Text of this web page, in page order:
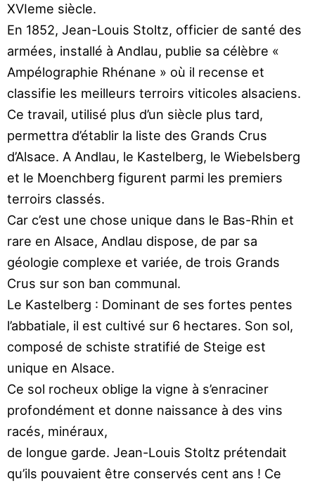
XVIeme siècle.
En 1852, Jean-Louis Stoltz, officier de santé des
armées, installé à Andlau, publie sa célèbre «
Ampélographie Rhénane » où il recense et
classifie les meilleurs terroirs viticoles alsaciens.
Ce travail, utilisé plus d’un siècle plus tard,
permettra d’établir la liste des Grands Crus
d’Alsace. A Andlau, le Kastelberg, le Wiebelsberg
et le Moenchberg figurent parmi les premiers
terroirs classés.
Car c’est une chose unique dans le Bas-Rhin et
rare en Alsace, Andlau dispose, de par sa
géologie complexe et variée, de trois Grands
Crus sur son ban communal.
Le Kastelberg : Dominant de ses fortes pentes
l’abbatiale, il est cultivé sur 6 hectares. Son sol,
composé de schiste stratifié de Steige est
unique en Alsace.
Ce sol rocheux oblige la vigne à s’enraciner
profondément et donne naissance à des vins
racés, minéraux,
de longue garde. Jean-Louis Stoltz prétendait
qu’ils pouvaient être conservés cent ans ! Ce